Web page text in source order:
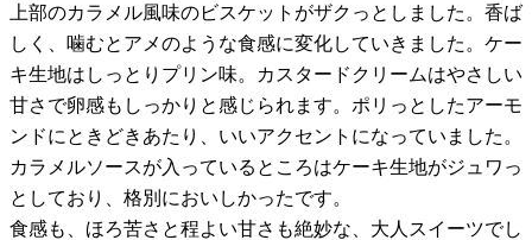
上部のカラメル風味のビスケットがザクっとしました。香ば
しく、噛むとアメのような食感に変化していきました。ケー
キ生地はしっとりプリン味。カスタードクリームはやさしい
甘さで卵感もしっかりと感じられます。ポリっとしたアーモ
ンドにときどきあたり、いいアクセントになっていました。
カラメルソースが入っているところはケーキ生地がジュワっ
としており、格別においしかったです。
食感も、ほろ苦さと程よい甘さも絶妙な、大人スイーツでし